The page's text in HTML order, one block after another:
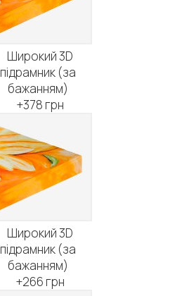
Широкий 3D
підрамник (за
бажанням)
+378 грн
Широкий 3D
підрамник (за
бажанням)
+266 грн